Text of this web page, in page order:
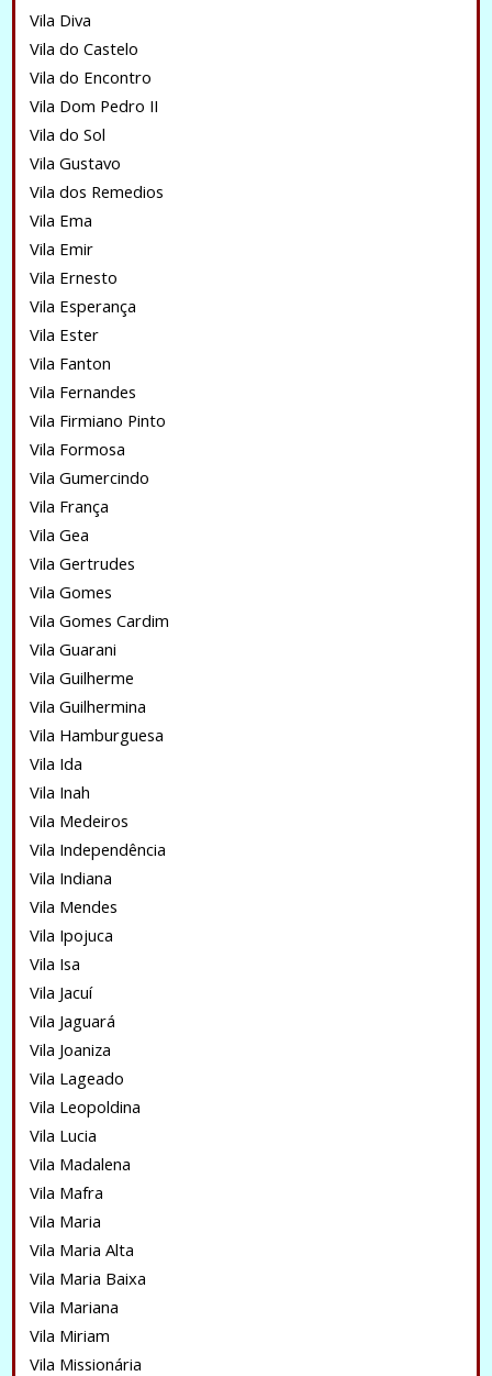
Vila Diva
Vila do Castelo
Vila do Encontro
Vila Dom Pedro II
Vila do Sol
Vila Gustavo
Vila dos Remedios
Vila Ema
Vila Emir
Vila Ernesto
Vila Esperança
Vila Ester
Vila Fanton
Vila Fernandes
Vila Firmiano Pinto
Vila Formosa
Vila Gumercindo
Vila França
Vila Gea
Vila Gertrudes
Vila Gomes
Vila Gomes Cardim
Vila Guarani
Vila Guilherme
Vila Guilhermina
Vila Hamburguesa
Vila Ida
Vila Inah
Vila Medeiros
Vila Independência
Vila Indiana
Vila Mendes
Vila Ipojuca
Vila Isa
Vila Jacuí
Vila Jaguará
Vila Joaniza
Vila Lageado
Vila Leopoldina
Vila Lucia
Vila Madalena
Vila Mafra
Vila Maria
Vila Maria Alta
Vila Maria Baixa
Vila Mariana
Vila Miriam
Vila Missionária